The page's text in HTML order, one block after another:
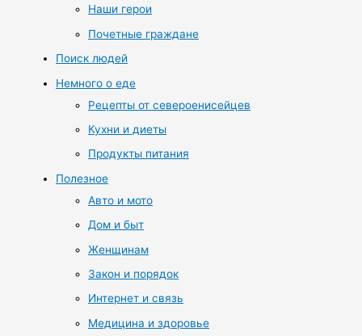
Наши герои
Почетные граждане
Поиск людей
Немного о еде
Рецепты от североенисейцев
Кухни и диеты
Продукты питания
Полезное
Авто и мото
Дом и быт
Женщинам
Закон и порядок
Интернет и связь
Медицина и здоровье